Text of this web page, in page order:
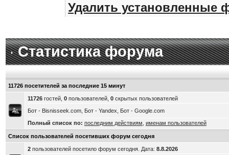
Удалить установленные
Статистика форума
11726 посетителей за последние 15 минут
11726гостей, 0пользователей, 0скрытых пользователей
Бот - Bisnisseek.com, Бот - Yandex, Бот - Google.com
Полный список по: последним действиям именам пользователей
Список пользователей посетивших форум сегодня
2пользователей посетило форум сегодня. Дата: 8.8.2026